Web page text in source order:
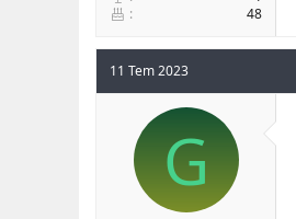
48
11 Tem 2023
G